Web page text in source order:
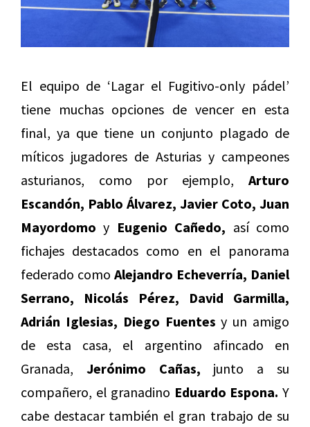
El equipo de ‘Lagar el Fugitivo-only pádel’
tiene muchas opciones de vencer en esta
final, ya que tiene un conjunto plagado de
míticos jugadores de Asturias y campeones
asturianos, como por ejemplo, Arturo
Escandón, Pablo Álvarez, Javier Coto, Juan
Mayordomo y Eugenio Cañedo, así como
fichajes destacados como en el panorama
federado como Alejandro Echeverría, Daniel
Serrano, Nicolás Pérez, David Garmilla,
Adrián Iglesias, Diego Fuentes y un amigo
de esta casa, el argentino afincado en
Granada, Jerónimo Cañas, junto a su
compañero, el granadino Eduardo Espona. Y
cabe destacar también el gran trabajo de su